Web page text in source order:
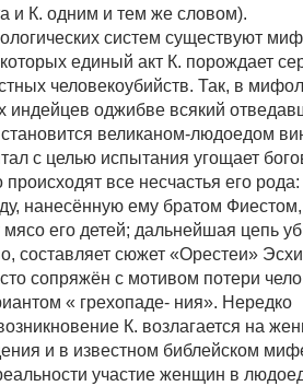
и К. одним и тем же словом).
систем существуют
единый акт К. порождает
человекоубийств. Так, в
индейцев оджибве всякий
становится великаном-людоедом
с целью испытания угощает
все несчастья его
нанесённую ему братом
его детей; дальнейшая цепь
составляет сюжет «Орестеи»
сопряжён с мотивом потери
« грехопаде- ния». Нередко
К. возлагается на
и в известном библейском
участие женщин в